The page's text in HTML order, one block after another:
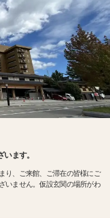
ます。
り、ご来館、ご滞在の皆様にご
いません。仮設玄関の場所がわ